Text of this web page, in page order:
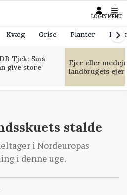
LOGIN MENU
Kvæg Grise Planter
Tjek: Små
give store
Ejer eller
landbrugets
stalde
i Nordeuropas
i denne uge.